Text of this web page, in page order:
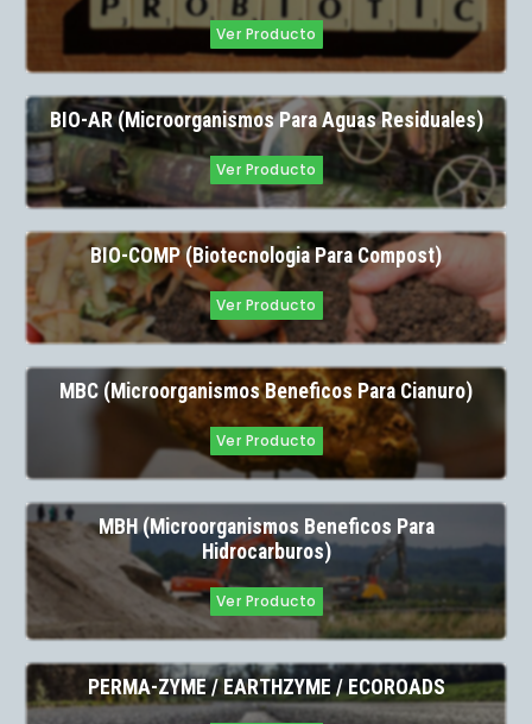
Ver Producto
BIO-AR (Microorganismos Para Aguas Residuales)
Ver Producto
BIO-COMP (Biotecnologia Para Compost)
Ver Producto
MBC (Microorganismos Beneficos Para Cianuro)
Ver Producto
MBH (Microorganismos Beneficos Para
Hidrocarburos)
Ver Producto
PERMA-ZYME / EARTHZYME / ECOROADS